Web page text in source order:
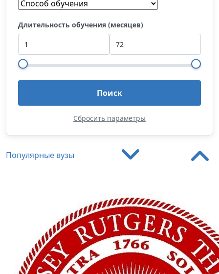
Длительность обучения (месяцев)
Поиск
Сбросить параметры
Популярные вузы